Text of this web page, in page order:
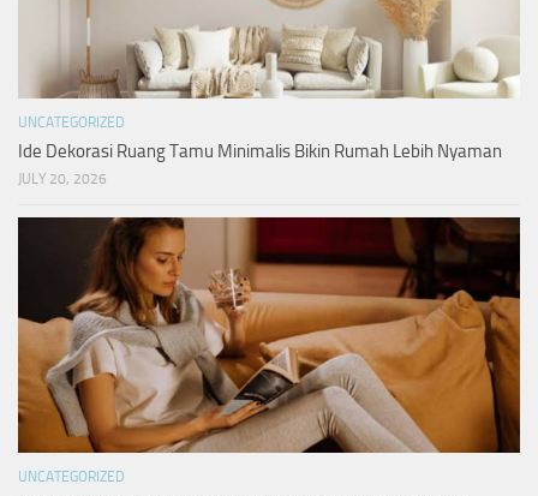
UNCATEGORIZED
Ide Dekorasi Ruang Tamu Minimalis Bikin Rumah Lebih Nyaman
JULY 20, 2026
UNCATEGORIZED